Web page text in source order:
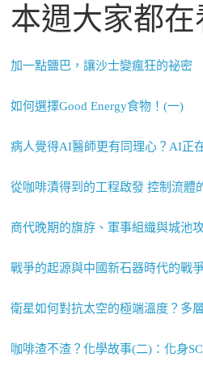
本週大家都在
加一點鹽巴，讓沙士變瘋狂的祕密
如何選擇Good Energy食物！(一)
病人覺得AI醫師更有同理心？AI正
從咖啡漬得到的工程啟發 控制流體
商代晚期的旗斿、軍事組織與城池攻
戰爭的起源與中國新石器時代的戰
衛星如何對抗太空的極端溫度？多
咖啡渣不渣？化學故事(二)：化身